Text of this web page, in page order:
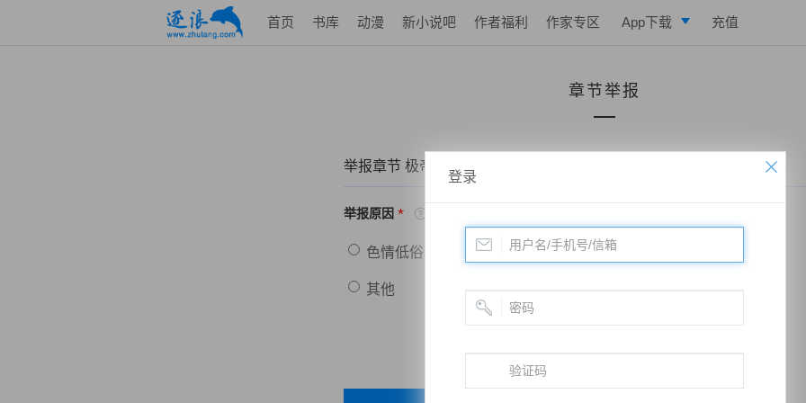
首页 书库 动漫 新小说吧 作者福利 作家专区 App下载
写作助手
充值
章节举报
举报章节 极帝战尊——第一千四百零六章、魂雷一击！
举报原因 *
色情低俗 政治敏感 暴力低俗
其他
登录